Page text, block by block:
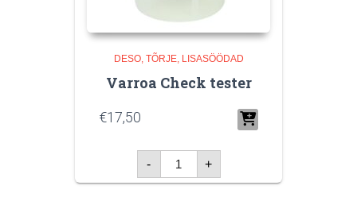
DESO, TÕRJE, LISASÖÖDAD
Varroa Check tester
€17,50
-
Varroa
Check
tester
kogus
+